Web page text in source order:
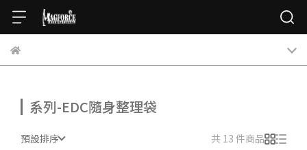
系列-EDC隨身整理袋
預設排序 共 13 件商品